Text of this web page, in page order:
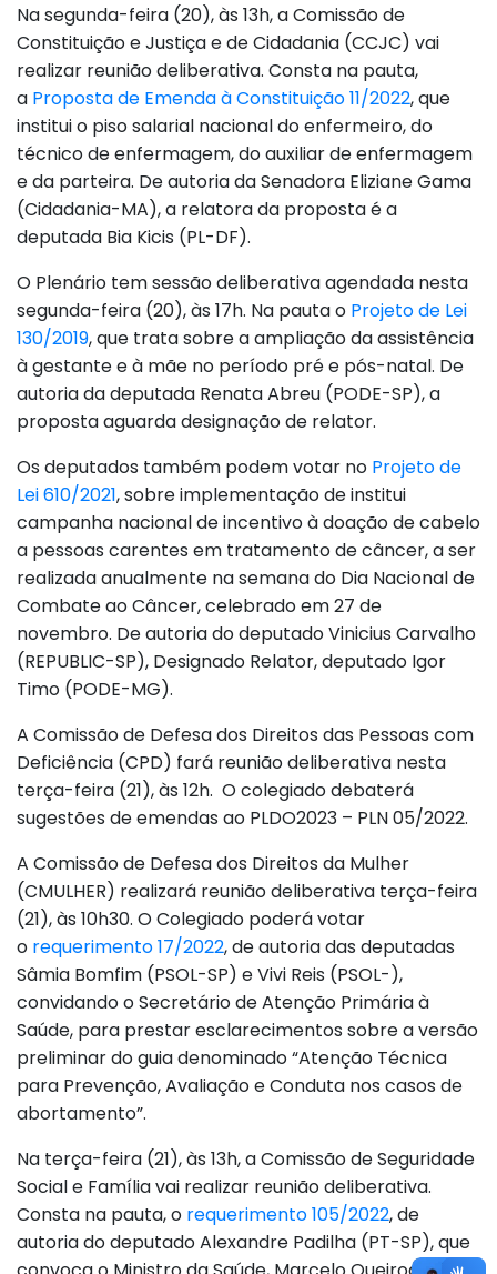
Na segunda-feira (20), às 13h, a Comissão de
Constituição e Justiça e de Cidadania (CCJC) vai
realizar reunião deliberativa. Consta na pauta,
a Proposta de Emenda à Constituição 11/2022, que
institui o piso salarial nacional do enfermeiro, do
técnico de enfermagem, do auxiliar de enfermagem
e da parteira. De autoria da Senadora Eliziane Gama
(Cidadania-MA), a relatora da proposta é a
deputada Bia Kicis (PL-DF).
O Plenário tem sessão deliberativa agendada nesta
segunda-feira (20), às 17h. Na pauta o Projeto de Lei
130/2019, que trata sobre a ampliação da assistência
à gestante e à mãe no período pré e pós-natal. De
autoria da deputada Renata Abreu (PODE-SP), a
proposta aguarda designação de relator.
Os deputados também podem votar no Projeto de
Lei 610/2021, sobre implementação de institui
campanha nacional de incentivo à doação de cabelo
a pessoas carentes em tratamento de câncer, a ser
realizada anualmente na semana do Dia Nacional de
Combate ao Câncer, celebrado em 27 de
novembro. De autoria do deputado Vinicius Carvalho
(REPUBLIC-SP), Designado Relator, deputado Igor
Timo (PODE-MG).
A Comissão de Defesa dos Direitos das Pessoas com
Deficiência (CPD) fará reunião deliberativa nesta
terça-feira (21), às 12h. O colegiado debaterá
sugestões de emendas ao PLDO2023 – PLN 05/2022.
A Comissão de Defesa dos Direitos da Mulher
(CMULHER) realizará reunião deliberativa terça-feira
(21), às 10h30. O Colegiado poderá votar
o requerimento 17/2022, de autoria das deputadas
Sâmia Bomfim (PSOL-SP) e Vivi Reis (PSOL-),
convidando o Secretário de Atenção Primária à
Saúde, para prestar esclarecimentos sobre a versão
preliminar do guia denominado “Atenção Técnica
para Prevenção, Avaliação e Conduta nos casos de
abortamento”.
Na terça-feira (21), às 13h, a Comissão de Seguridade
Social e Família vai realizar reunião deliberativa.
Consta na pauta, o requerimento 105/2022, de
autoria do deputado Alexandre Padilha (PT-SP), que